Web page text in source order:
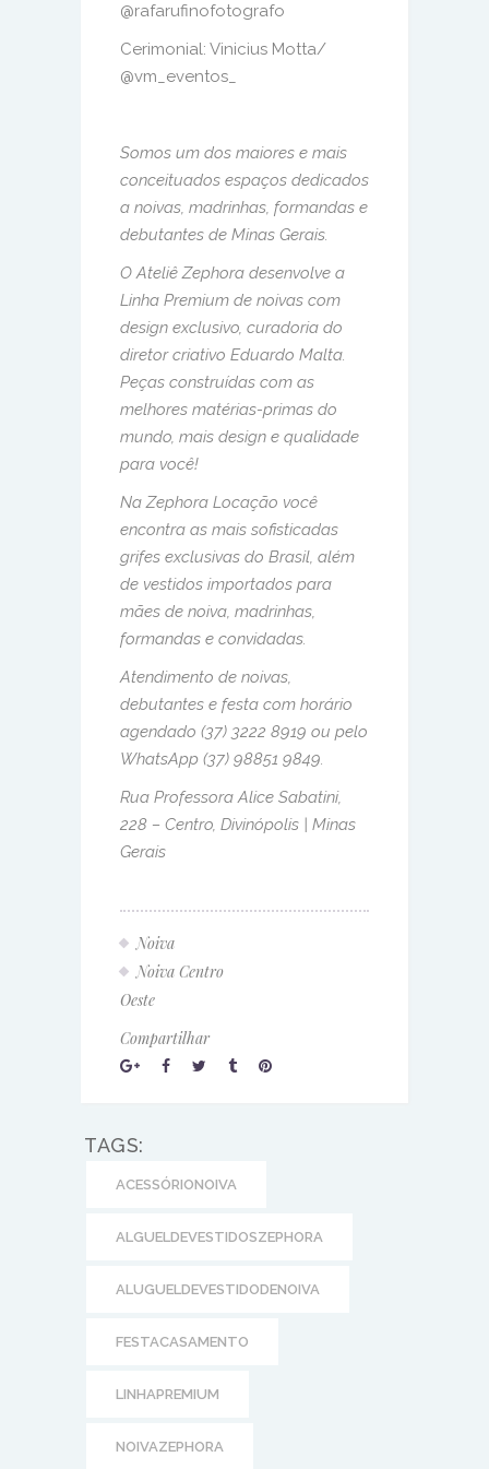
@rafarufinofotografo
Cerimonial: Vinicius Motta/
@vm_eventos_
Somos um dos maiores e mais
conceituados espaços dedicados
a noivas, madrinhas, formandas e
debutantes de Minas Gerais.
O Ateliê Zephora desenvolve a
Linha Premium de noivas com
design exclusivo, curadoria do
diretor criativo Eduardo Malta.
Peças construídas com as
melhores matérias-primas do
mundo, mais design e qualidade
para você!
Na Zephora Locação você
encontra as mais sofisticadas
grifes exclusivas do Brasil, além
de vestidos importados para
mães de noiva, madrinhas,
formandas e convidadas.
Atendimento de noivas,
debutantes e festa com horário
agendado (37) 3222 8919 ou pelo
WhatsApp (37) 98851 9849.
Rua Professora Alice Sabatini,
228 – Centro, Divinópolis | Minas
Gerais
Noiva
Noiva Centro
Oeste
Compartilhar
TAGS:
ACESSÓRIONOIVA
ALGUELDEVESTIDOSZEPHORA
ALUGUELDEVESTIDODENOIVA
FESTACASAMENTO
LINHAPREMIUM
NOIVAZEPHORA